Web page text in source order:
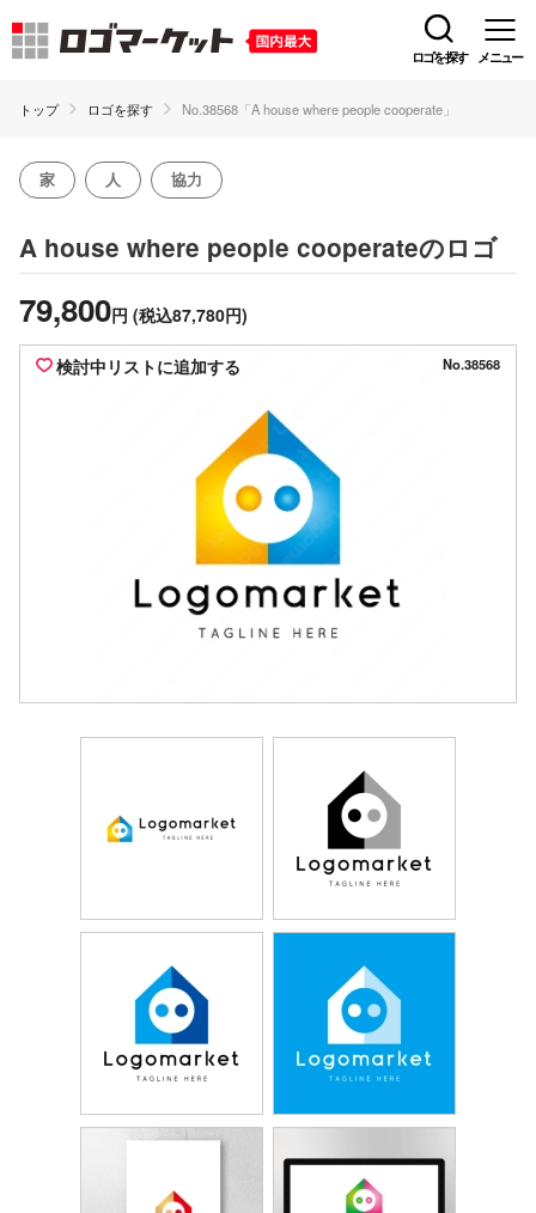
ロゴを探す メニュー
トップ ロゴを探す No.38568「A house where people cooperate」
家 人 協力
A house where people cooperateのロゴ
79,800円 (税込87,780円)
検討中リストに追加する No.38568